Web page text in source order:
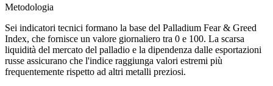
Metodologia
Sei indicatori tecnici formano la base del Palladium Fear & Greed
Index, che fornisce un valore giornaliero tra 0 e 100. La scarsa
liquidità del mercato del palladio e la dipendenza dalle esportazioni
russe assicurano che l'indice raggiunga valori estremi più
frequentemente rispetto ad altri metalli preziosi.